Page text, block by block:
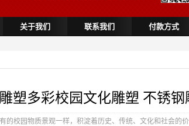
关于我们 联系我们 付款方式
塑多彩校园文化雕塑 不锈钢
的校园物质景观一样，积淀着历史、传统、文化和社会的